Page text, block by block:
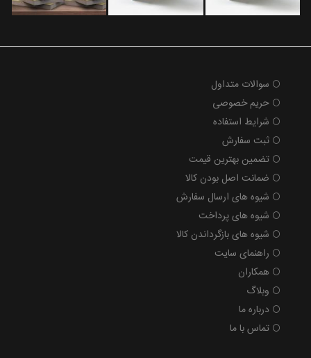
سوالات متداول
حریم خصوصی
شرایط استفاده
ثبت سفارش
تضمین بهترین قیمت
ضمانت اصل بودن کالا
شیوه های ارسال سفارش
شیوه های پرداخت
شیوه های بازگرداندن کالا
راهنمای سایت
همکاران
وبلاگ
درباره ما
تماس با ما